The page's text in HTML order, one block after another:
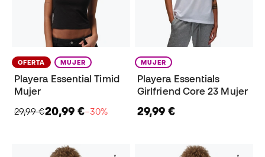
OFERTA MUJER
Playera Essential Timid
Mujer
29,99 €20,99 €−30%
MUJER
Playera Essentials
Girlfriend Core 23 Mujer
29,99 €